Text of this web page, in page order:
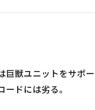
巨獣ユニットをサポ
ドには劣る。